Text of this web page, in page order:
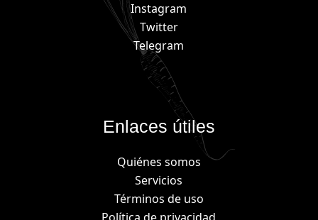
Instagram
Twitter
Telegram
Enlaces útiles
Quiénes somos
Servicios
Términos de uso
Política de privacidad